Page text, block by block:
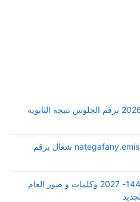
معرفة نتيجة الصف الثالث الثانوي 2026 برقم الجلوس نتيجة الثانوية
رابط نتيجة الدبلومات الفنية 2026 nategafany.emis شغال برقم
رسائل تهنئة رأس السنة الهجرية 1448- 2027 وكلمات و صور العام